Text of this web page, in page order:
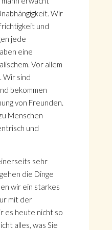
Wir
und
jede
eine
Vor allem
Wir sind
bekommen
von Freunden.
Menschen
und
sehr
die Dinge
wir ein starkes
mit der
es heute nicht so
alles, was Sie